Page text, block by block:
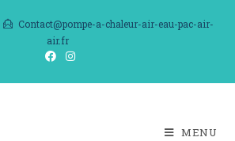
Contact@pompe-a-chaleur-air-eau-pac-air-
air.fr
MENU